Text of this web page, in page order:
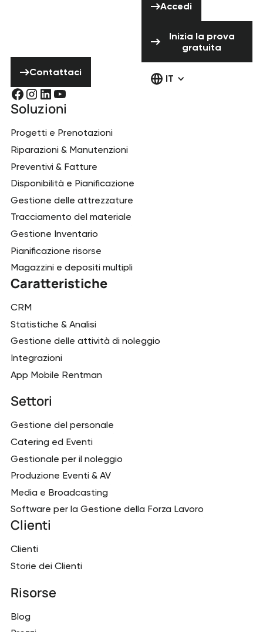
Contattaci
Accedi
Inizia la prova
gratuita
IT
Soluzioni
Progetti e Prenotazioni
Riparazioni & Manutenzioni
Preventivi & Fatture
Disponibilità e Pianificazione
Gestione delle attrezzature
Tracciamento del materiale
Gestione Inventario
Pianificazione risorse
Magazzini e depositi multipli
Caratteristiche
CRM
Statistiche & Analisi
Gestione delle attività di noleggio
Integrazioni
App Mobile Rentman
Settori
Gestione del personale
Catering ed Eventi
Gestionale per il noleggio
Produzione Eventi & AV
Media e Broadcasting
Software per la Gestione della Forza Lavoro
Clienti
Clienti
Storie dei Clienti
Risorse
Blog